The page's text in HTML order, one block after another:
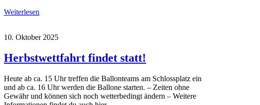
Weiterlesen
10. Oktober 2025
Herbstwettfahrt findet statt!
Heute ab ca. 15 Uhr treffen die Ballonteams am Schlossplatz ein
und ab ca. 16 Uhr werden die Ballone starten. – Zeiten ohne
Gewähr und können sich noch wetterbedingt ändern – Weitere